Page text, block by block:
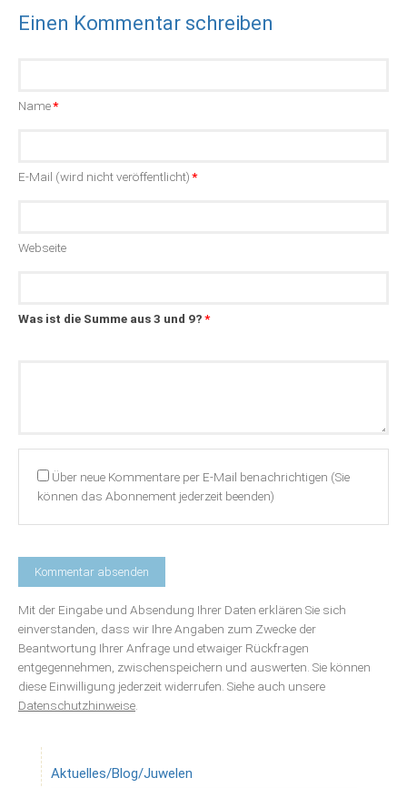
Einen Kommentar schreiben
Pflichtfeld
Name*
Pflichtfeld
E-Mail (wird nicht veröffentlicht)*
Webseite
Was ist die Summe aus 3 und 9?*
Kommentar
Über neue Kommentare per E-Mail benachrichtigen (Sie
können das Abonnement jederzeit beenden)
Mit der Eingabe und Absendung Ihrer Daten erklären Sie sich
einverstanden, dass wir Ihre Angaben zum Zwecke der
Beantwortung Ihrer Anfrage und etwaiger Rückfragen
entgegennehmen, zwischenspeichern und auswerten. Sie können
diese Einwilligung jederzeit widerrufen. Siehe auch unsere
Datenschutzhinweise
Aktuelles/Blog/Juwelen